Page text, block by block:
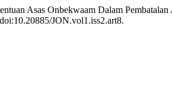
Asas Onbekwaam Dalam
JON.vol1.iss2.art8.